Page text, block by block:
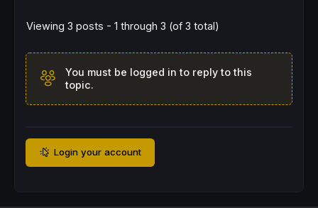
Viewing 3 posts - 1 through 3 (of 3 total)
You must be logged in to reply to this
topic.
Login your account